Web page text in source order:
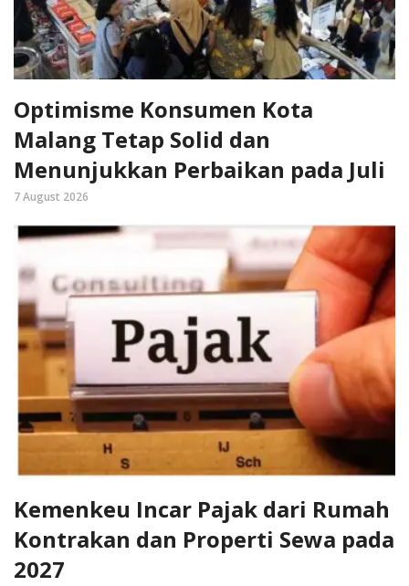
Optimisme Konsumen Kota
Malang Tetap Solid dan
Menunjukkan Perbaikan pada Juli
7 August 2026
Kemenkeu Incar Pajak dari Rumah
Kontrakan dan Properti Sewa pada
2027